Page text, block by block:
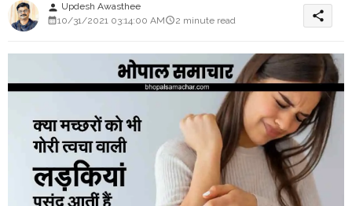
person Updesh Awasthee
10/31/2021 03:14:00 AM
2 minute read share